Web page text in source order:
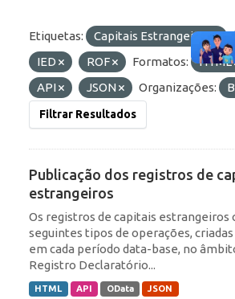
Etiquetas: Capitais Estrangeiros
IED
ROF Formatos: HTML
API
JSON Organizações:
Filtrar Resultados
Publicação dos registros de
estrangeiros
Os registros de capitais estrangeiros
seguintes tipos de operações,
em cada período data-base, no
Registro Declaratório...
HTML API OData JSON